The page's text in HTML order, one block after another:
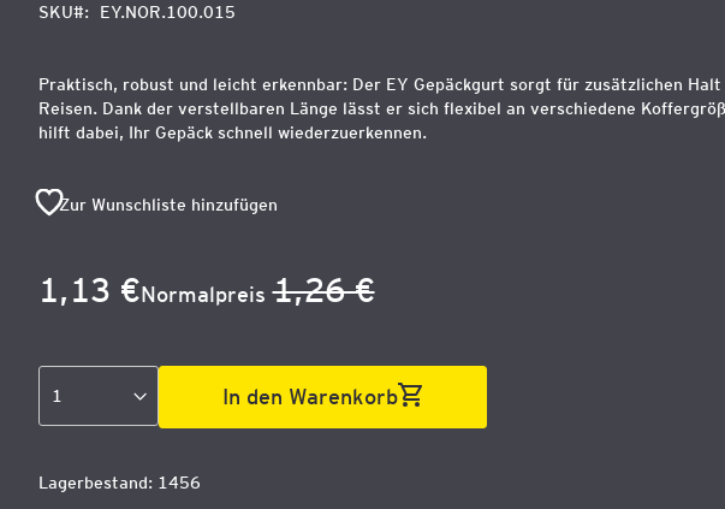
SKU EY.NOR.100.015
Praktisch, robust und leicht erkennbar: Der EY Gepäckgurt sorgt für zusätzlichen
Reisen. Dank der verstellbaren Länge lässt er sich flexibel an verschiedene
hilft dabei, Ihr Gepäck schnell wiederzuerkennen.
Zur Wunschliste hinzufügen
Sonderangebot
1,13 €Normalpreis 1,26 €
In den Warenkorb
Lagerbestand: 1456